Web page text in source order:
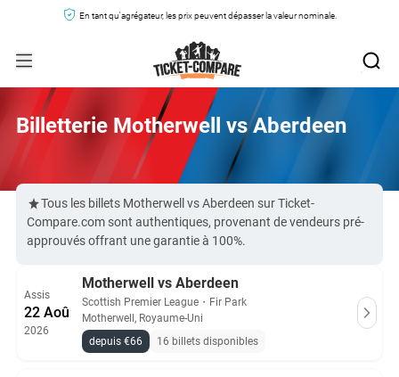
En tant qu'agrégateur, les prix peuvent dépasser la valeur nominale.
Billetterie Motherwell vs Aberdeen
Tous les billets Motherwell vs Aberdeen sur Ticket-
Compare.com sont authentiques, provenant de vendeurs pré-
approuvés offrant une garantie à 100%.
Assis
22 Aoû
2026
Motherwell vs Aberdeen
Scottish Premier League ・ Fir Park
Motherwell, Royaume-Uni
depuis €66
16 billets disponibles